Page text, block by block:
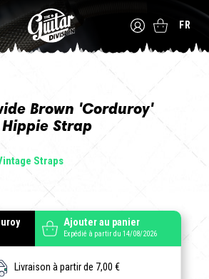
FR
Brown 'Corduroy'
Strap
Straps
Ajouter au panier
Expédié à partir du 14/08/2026
Livraison à partir de 7,00 €